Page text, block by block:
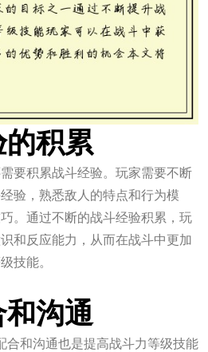
积累
要积累战斗经验。玩家需要不断
验，熟悉敌人的特点和行为模
。通过不断的战斗经验积累，玩
和反应能力，从而在战斗中更加
技能。
沟通
合和沟通也是提高战斗力等级技能